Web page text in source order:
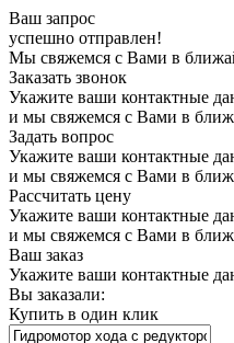
Ваш запрос
успешно отправлен!
Мы свяжемся с Вами в
Заказать звонок
Укажите ваши контактные
и мы свяжемся с Вами в
Задать вопрос
Укажите ваши контактные
и мы свяжемся с Вами в
Рассчитать цену
Укажите ваши контактные
и мы свяжемся с Вами в
Ваш заказ
Укажите ваши контактные
Вы заказали:
Купить в один клик